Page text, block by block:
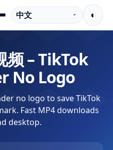
语言 ◐
频 – TikTok
No Logo
no logo to save TikTok
Fast MP4 downloads
desktop.